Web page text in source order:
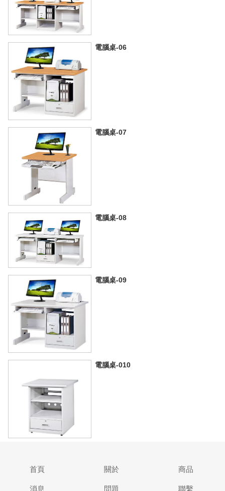
電腦桌-06
電腦桌-07
電腦桌-08
電腦桌-09
電腦桌-010
首頁 關於 商品
消息 問題 聯繫